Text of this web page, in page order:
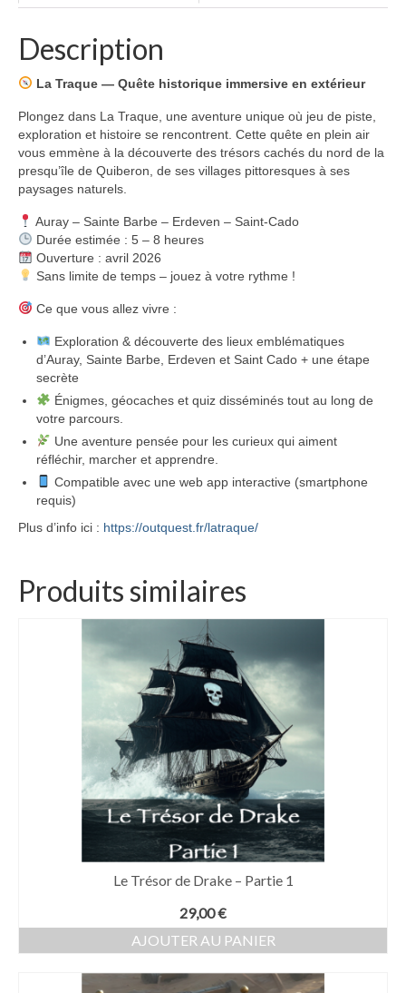
Description
La Traque — Quête historique immersive en extérieur
Plongez dans La Traque, une aventure unique où jeu de piste,
exploration et histoire se rencontrent. Cette quête en plein air
vous emmène à la découverte des trésors cachés du nord de la
presqu’île de Quiberon, de ses villages pittoresques à ses
paysages naturels.
Auray – Sainte Barbe – Erdeven – Saint-Cado
Durée estimée : 5 – 8 heures
Ouverture : avril 2026
Sans limite de temps – jouez à votre rythme !
Ce que vous allez vivre :
Exploration & découverte des lieux emblématiques
d’Auray, Sainte Barbe, Erdeven et Saint Cado + une étape
secrète
Énigmes, géocaches et quiz disséminés tout au long de
votre parcours.
Une aventure pensée pour les curieux qui aiment
réfléchir, marcher et apprendre.
Compatible avec une web app interactive (smartphone
requis)
Plus d’info ici : https://outquest.fr/latraque/
Produits similaires
Le Trésor de Drake – Partie 1
29,00€
AJOUTER AU PANIER